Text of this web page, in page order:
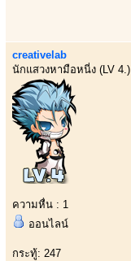
creativelab
นักแสวงหามือหนี่ง (LV 4.)
ความหื่น : 1
ออนไลน์
กระทู้: 247